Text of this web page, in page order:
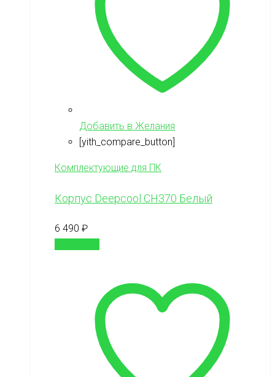
Добавить в Желания
[yith_compare_button]
Комплектующие для ПК
Корпус Deepcool СН370 Белый
6 490 ₽